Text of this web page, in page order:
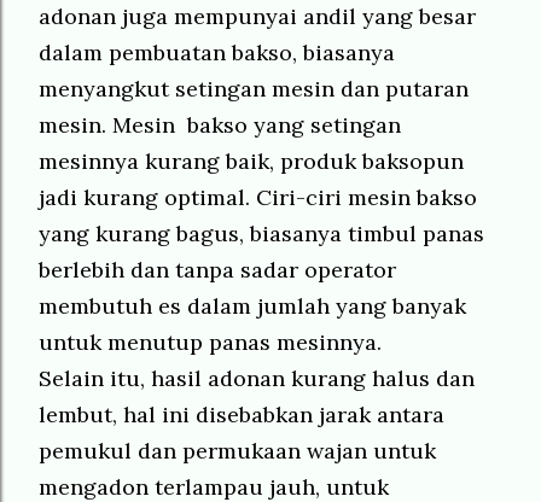
adonan juga mempunyai andil yang besar
dalam pembuatan bakso, biasanya
menyangkut setingan mesin dan putaran
mesin. Mesin bakso yang setingan
mesinnya kurang baik, produk baksopun
jadi kurang optimal. Ciri-ciri mesin bakso
yang kurang bagus, biasanya timbul panas
berlebih dan tanpa sadar operator
membutuh es dalam jumlah yang banyak
untuk menutup panas mesinnya.
Selain itu, hasil adonan kurang halus dan
lembut, hal ini disebabkan jarak antara
pemukul dan permukaan wajan untuk
mengadon terlampau jauh, untuk